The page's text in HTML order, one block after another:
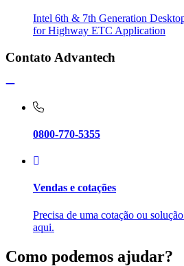
Intel 6th & 7th Generation
for Highway ETC Application
Contato Advantech
0800-770-5355
Vendas e cotações
Precisa de uma cotação ou
aqui.
Como podemos ajudar?